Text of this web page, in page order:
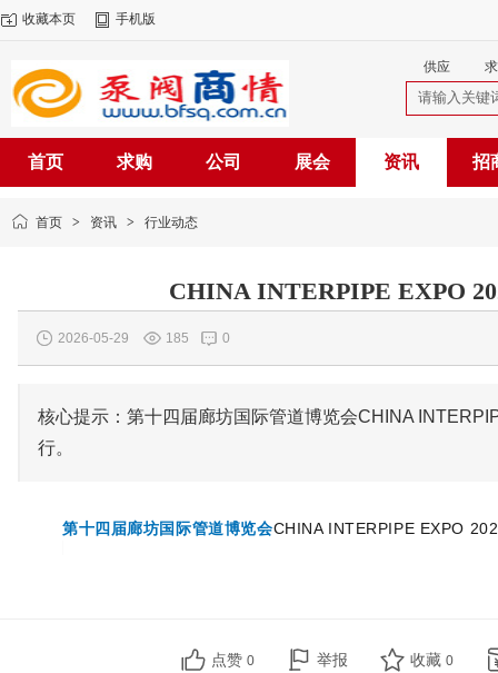
收藏本页 手机版
供应
首页 求购 公司 展会 资讯 招
首页 > 资讯 > 行业动态
CHINA INTERPIPE EXPO
2026-05-29 185 0
核心提示：第十四届廊坊国际管道博览会CHINA
行。
第十四届廊坊国际管道博览会CHINA INTERPIPE EXPO
点赞 0 举报 收藏 0